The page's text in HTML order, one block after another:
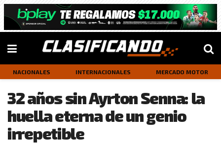
NACIONALES INTERNACIONALES MERCADO MOTOR
32 años sin Ayrton Senna: la
huella eterna de un genio
irrepetible